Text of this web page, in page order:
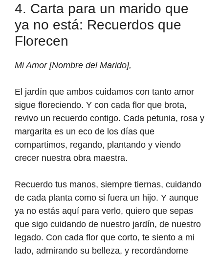
4. Carta para un marido que
ya no está: Recuerdos que
Florecen
Mi Amor [Nombre del Marido],
El jardín que ambos cuidamos con tanto amor
sigue floreciendo. Y con cada flor que brota,
revivo un recuerdo contigo. Cada petunia, rosa y
margarita es un eco de los días que
compartimos, regando, plantando y viendo
crecer nuestra obra maestra.
Recuerdo tus manos, siempre tiernas, cuidando
de cada planta como si fuera un hijo. Y aunque
ya no estás aquí para verlo, quiero que sepas
que sigo cuidando de nuestro jardín, de nuestro
legado. Con cada flor que corto, te siento a mi
lado, admirando su belleza, y recordándome